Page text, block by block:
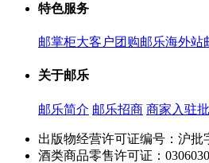
特色服务
邮掌柜大客户团购邮乐海外站
关于邮乐
邮乐简介 邮乐招商 商家入驻
出版物经营许可证编号：沪批
酒类商品零售许可证：